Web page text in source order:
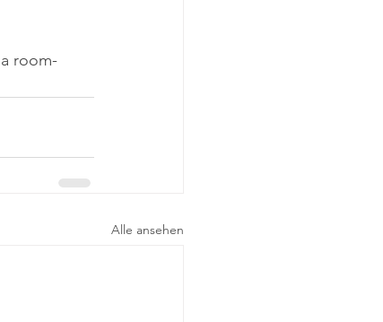
room-
Alle ansehen